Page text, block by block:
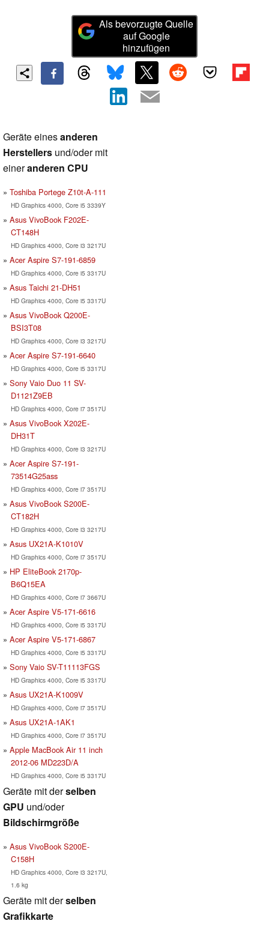
Als bevorzugte Quelle
auf Google
hinzufügen
Geräte einesanderen
Herstellers und/oder mit
eineranderen CPU
Toshiba Portege Z10t-A-111
HD Graphics 4000, Core i5 3339Y
Asus VivoBook F202E-
CT148H
HD Graphics 4000, Core i3 3217U
Acer Aspire S7-191-6859
HD Graphics 4000, Core i5 3317U
Asus Taichi 21-DH51
HD Graphics 4000, Core i5 3317U
Asus VivoBook Q200E-
BSI3T08
HD Graphics 4000, Core i3 3217U
Acer Aspire S7-191-6640
HD Graphics 4000, Core i5 3317U
Sony Vaio Duo 11 SV-
D1121Z9EB
HD Graphics 4000, Core i7 3517U
Asus VivoBook X202E-
DH31T
HD Graphics 4000, Core i3 3217U
Acer Aspire S7-191-
73514G25ass
HD Graphics 4000, Core i7 3517U
Asus VivoBook S200E-
CT182H
HD Graphics 4000, Core i3 3217U
Asus UX21A-K1010V
HD Graphics 4000, Core i7 3517U
HP EliteBook 2170p-
B6Q15EA
HD Graphics 4000, Core i7 3667U
Acer Aspire V5-171-6616
HD Graphics 4000, Core i5 3317U
Acer Aspire V5-171-6867
HD Graphics 4000, Core i5 3317U
Sony Vaio SV-T11113FGS
HD Graphics 4000, Core i5 3317U
Asus UX21A-K1009V
HD Graphics 4000, Core i7 3517U
Asus UX21A-1AK1
HD Graphics 4000, Core i7 3517U
Apple MacBook Air 11 inch
2012-06 MD223D/A
HD Graphics 4000, Core i5 3317U
Geräte mit derselben
GPU und/oder
Bildschirmgröße
Asus VivoBook S200E-
C158H
HD Graphics 4000, Core i3 3217U,
1.6 kg
Geräte mit derselben
Grafikkarte